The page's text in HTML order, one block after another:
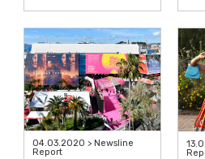
04.03.2020 > Newsline
Report